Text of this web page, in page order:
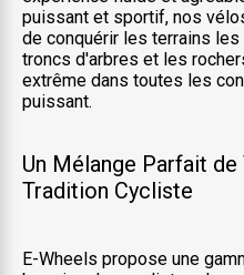
puissant et sportif, nos
de conquérir les terrains
troncs d'arbres et les
extrême dans toutes les
puissant.
Un Mélange Parfait
Tradition Cycliste
E-Wheels propose une